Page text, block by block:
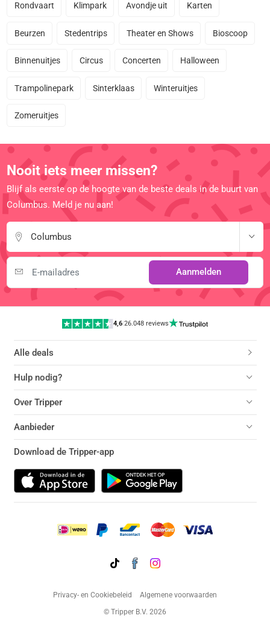
Rondvaart Klimpark Avondje uit Karten
Beurzen Stedentrips Theater en Shows Bioscoop
Binnenuitjes Circus Concerten Halloween
Trampolinepark Sinterklaas Winteruitjes
Zomeruitjes
Nooit iets meer missen?
Blijf als eerste op de hoogte van de beste deals in de buurt van
Columbus. Meld je nu aan!
Columbus
Aanmelden
4,6 |26.048 reviews
Alle deals
Hulp nodig?
Over Tripper
Aanbieder
Download de Tripper-app
Privacy- en Cookiebeleid
Algemene voorwaarden
© Tripper B.V. 2026